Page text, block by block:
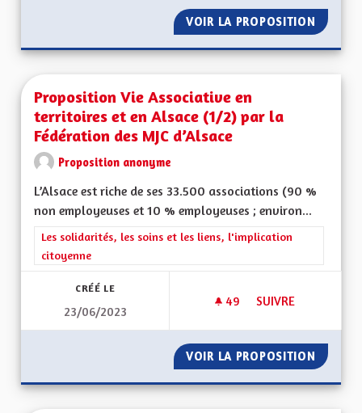
VOIR LA PROPOSITION
Proposition Vie Associative en
territoires et en Alsace (1/2) par la
Fédération des MJC d’Alsace
Proposition anonyme
L’Alsace est riche de ses 33.500 associations (90 %
non employeuses et 10 % employeuses ; environ...
Filtrer les résultats de la catégorie : Les solidarités, les soins
Les solidarités, les soins et les liens, l'implication
citoyenne
CRÉÉ LE
23/06/2023
49 49 ABONNÉS
SUIVRE
VOIR LA PROPOSITION